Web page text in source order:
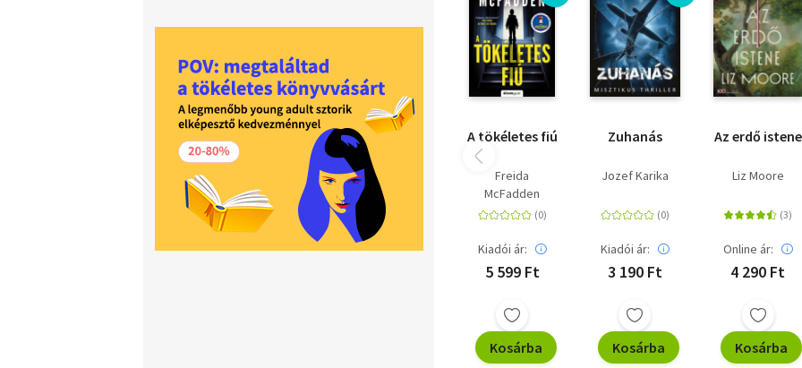
A tökéletes fiú
Freida
McFadden
Kiadói ár:
5 599 Ft
Kosárba
Zuhanás
Jozef Karika
Kiadói ár:
3 190 Ft
Kosárba
Az erdő istene
Liz Moore
Online ár:
4 290 Ft
Kosárba